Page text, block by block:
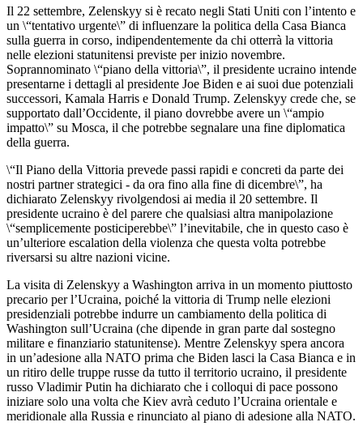
Il 22 settembre, Zelenskyy si è recato negli Stati Uniti con l’intento e
un \“tentativo urgente\” di influenzare la politica della Casa Bianca
sulla guerra in corso, indipendentemente da chi otterrà la vittoria
nelle elezioni statunitensi previste per inizio novembre.
Soprannominato \“piano della vittoria\”, il presidente ucraino intende
presentarne i dettagli al presidente Joe Biden e ai suoi due potenziali
successori, Kamala Harris e Donald Trump. Zelenskyy crede che, se
supportato dall’Occidente, il piano dovrebbe avere un \“ampio
impatto\” su Mosca, il che potrebbe segnalare una fine diplomatica
della guerra.
\“Il Piano della Vittoria prevede passi rapidi e concreti da parte dei
nostri partner strategici - da ora fino alla fine di dicembre\”, ha
dichiarato Zelenskyy rivolgendosi ai media il 20 settembre. Il
presidente ucraino è del parere che qualsiasi altra manipolazione
\“semplicemente posticiperebbe\” l’inevitabile, che in questo caso è
un’ulteriore escalation della violenza che questa volta potrebbe
riversarsi su altre nazioni vicine.
La visita di Zelenskyy a Washington arriva in un momento piuttosto
precario per l’Ucraina, poiché la vittoria di Trump nelle elezioni
presidenziali potrebbe indurre un cambiamento della politica di
Washington sull’Ucraina (che dipende in gran parte dal sostegno
militare e finanziario statunitense). Mentre Zelenskyy spera ancora
in un’adesione alla NATO prima che Biden lasci la Casa Bianca e in
un ritiro delle truppe russe da tutto il territorio ucraino, il presidente
russo Vladimir Putin ha dichiarato che i colloqui di pace possono
iniziare solo una volta che Kiev avrà ceduto l’Ucraina orientale e
meridionale alla Russia e rinunciato al piano di adesione alla NATO.